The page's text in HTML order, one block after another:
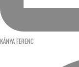
KÁNYA FERENC